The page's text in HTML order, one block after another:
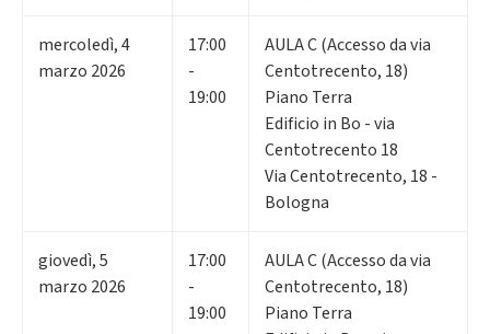
mercoledì,4
marzo 2026
17:00
-
19:00
AULA C (Accesso da via
Centotrecento, 18)
Piano Terra
Edificio in Bo - via
Centotrecento 18
Via Centotrecento, 18 -
Bologna
giovedì,5
marzo 2026
17:00
-
19:00
AULA C (Accesso da via
Centotrecento, 18)
Piano Terra